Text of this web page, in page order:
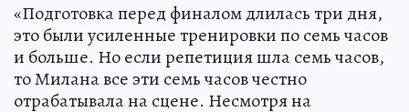
«Подготовка перед финалом длилась три дня,
это были усиленные тренировки по семь часов
и больше. Но если репетиция шла семь часов,
то Милана все эти семь часов честно
отрабатывала на сцене. Несмотря на